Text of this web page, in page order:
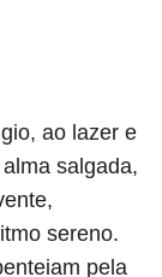
ao lazer e
salgada,
sereno.
pela